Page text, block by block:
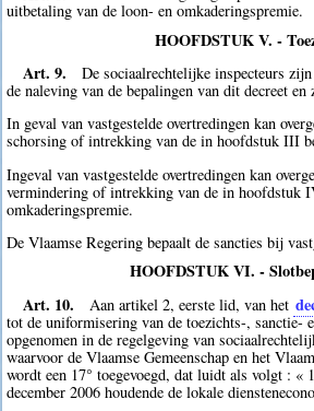
uitbetaling van de loon- en omkaderingspremie.
HOOFDSTUK V. -
Art. 9.
De sociaalrechtelijke inspecteurs
de naleving van de bepalingen van dit decreet
In geval van vastgestelde overtredingen kan
schorsing of intrekking van de in hoofdstuk III
Ingeval van vastgestelde overtredingen kan
vermindering of intrekking van de in hoofdstuk
omkaderingspremie.
De Vlaamse Regering bepaalt de sancties bij
HOOFDSTUK VI. -
Art. 10.
Aan artikel 2, eerste lid, van het
tot de uniformisering van de toezichts-, sanctie-
opgenomen in de regelgeving van
waarvoor de Vlaamse Gemeenschap en het
wordt een 17° toegevoegd, dat luidt als volgt : «
december 2006 houdende de lokale